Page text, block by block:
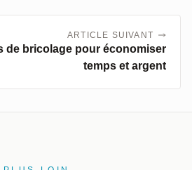
ARTICLE SUIVANT
de bricolage pour économiser
temps et argent